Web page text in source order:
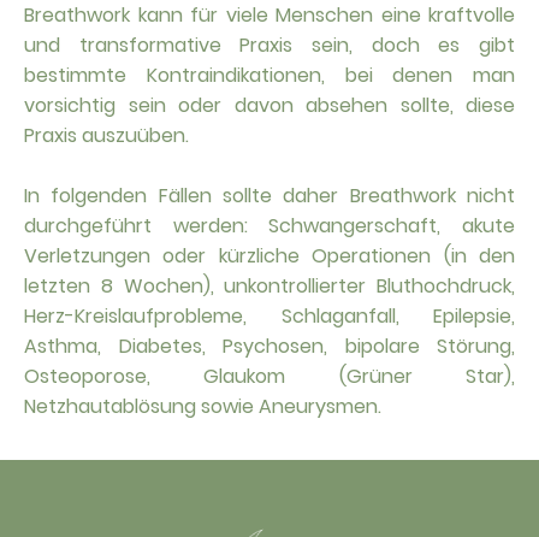
Breathwork kann für viele Menschen eine kraftvolle
und transformative Praxis sein, doch es gibt
bestimmte Kontraindikationen, bei denen man
vorsichtig sein oder davon absehen sollte, diese
Praxis auszuüben.
In folgenden Fällen sollte daher Breathwork nicht
durchgeführt werden: Schwangerschaft, akute
Verletzungen oder kürzliche Operationen (in den
letzten 8 Wochen), unkontrollierter Bluthochdruck,
Herz-Kreislaufprobleme, Schlaganfall, Epilepsie,
Asthma, Diabetes, Psychosen, bipolare Störung,
Osteoporose, Glaukom (Grüner Star),
Netzhautablösung sowie Aneurysmen.